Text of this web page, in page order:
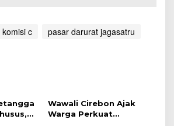
k
a
s
a
komisi c pasar darurat jagasatru
Wawali Cirebon Ajak
Warga Perkuat